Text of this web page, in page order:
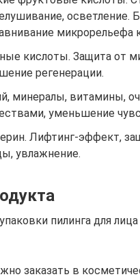
осветление.
микрорельефа
кислоты. Защита от
регенерации.
минералы, витамины,
уменьшение
Лифтинг-эффект,
увлажнение.
пилинга для лица
заказать в